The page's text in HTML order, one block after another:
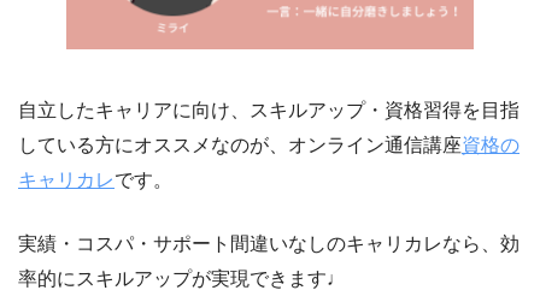
自立したキャリアに向け、スキルアップ・資格習得を目指
している方にオススメなのが、オンライン通信講座資格の
キャリカレです。
実績・コスパ・サポート間違いなしのキャリカレなら、効
率的にスキルアップが実現できます♩